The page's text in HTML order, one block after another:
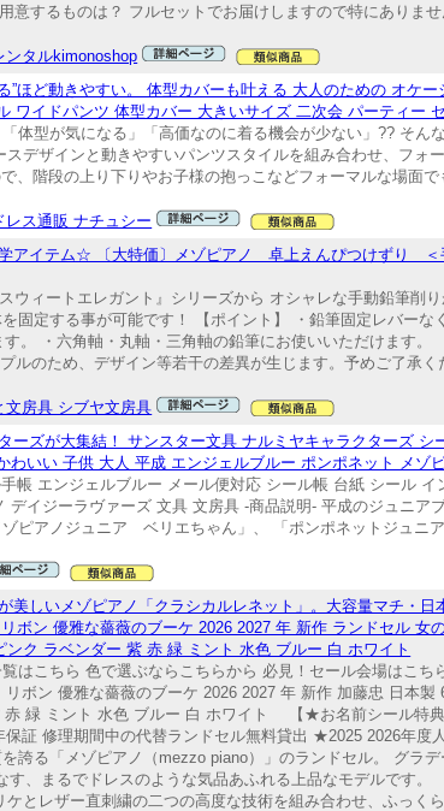
意するものは？ フルセットでお届けしますので特にありま
ンタルkimonoshop
”ほど動きやすい。 体型カバーも叶える 大人のための オケ
ワイドパンツ 体型カバー 大きいサイズ 二次会 パーティー
体型が気になる」「高価なのに着る機会が少ない」?? そん
デザインと動きやすいパンツスタイルを組み合わせ、フォ
、階段の上り下りやお子様の抱っこなどフォーマルな場面
レス通販 ナチュシー
学アイテム☆ 〔大特価〕メゾピアノ 卓上えんぴつけずり
ィートエレガント』シリーズから オシャレな手動鉛筆削
固定する事が可能です！ 【ポイント】 ・鉛筆固定レバーな
。 ・六角軸・丸軸・三角軸の鉛筆にお使いいただけます。
ルのため、デザイン等若干の差異が生じます。予めご了承
文房具 シブヤ文房具
ーズが大集結！ サンスター文具 ナルミヤキャラクターズ
いい 子供 大人 平成 エンジェルブルー ポンポネット メゾ
帳 エンジェルブルー メール便対応 シール帳 台紙 シール
イジーラヴァーズ 文具 文房具 -商品説明- 平成のジュニア
ピアノジュニア ベリエちゃん」、 「ポンポネットジュ
美しいメゾピアノ「クラシカルレネット」。大容量マチ・
ボン 優雅な薔薇のブーケ 2026 2027 年 新作 ランドセル 女
ク ラベンダー 紫 赤 緑 ミント 水色 ブルー 白 ホワイト
はこちら 色で選ぶならこちらから 必見！セール会場はこ
ボン 優雅な薔薇のブーケ 2026 2027 年 新作 加藤忠 日本
緑 ミント 水色 ブルー 白 ホワイト 【★お名前シール特
証 修理期間中の代替ランドセル無料貸出 ★2025 2026年度
る「メゾピアノ（mezzo piano）」のランドセル。 グラデ
、まるでドレスのような気品あふれる上品なモデルです。
とレザー直刺繍の二つの高度な技術を組み合わせ、ふっく